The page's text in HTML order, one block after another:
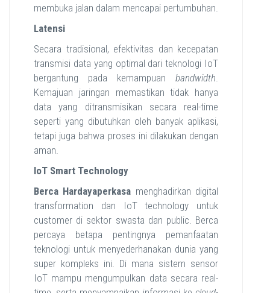
membuka jalan dalam mencapai pertumbuhan.
Latensi
Secara tradisional, efektivitas dan kecepatan
transmisi data yang optimal dari teknologi IoT
bergantung pada kemampuan bandwidth.
Kemajuan jaringan memastikan tidak hanya
data yang ditransmisikan secara real-time
seperti yang dibutuhkan oleh banyak aplikasi,
tetapi juga bahwa proses ini dilakukan dengan
aman.
IoT Smart Technology
Berca Hardayaperkasa menghadirkan digital
transformation dan IoT technology untuk
customer di sektor swasta dan public. Berca
percaya betapa pentingnya pemanfaatan
teknologi untuk menyederhanakan dunia yang
super kompleks ini. Di mana sistem sensor
IoT mampu mengumpulkan data secara real-